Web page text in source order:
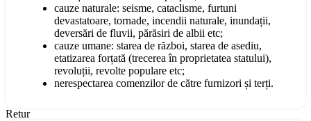
cauze naturale: seisme, cataclisme, furtuni
devastatoare, tornade, incendii naturale, inundații,
deversări de fluvii, părăsiri de albii etc;
cauze umane: starea de război, starea de asediu,
etatizarea forțată (trecerea în proprietatea statului),
revoluții, revolte populare etc;
nerespectarea comenzilor de către furnizori și terți.
Retur